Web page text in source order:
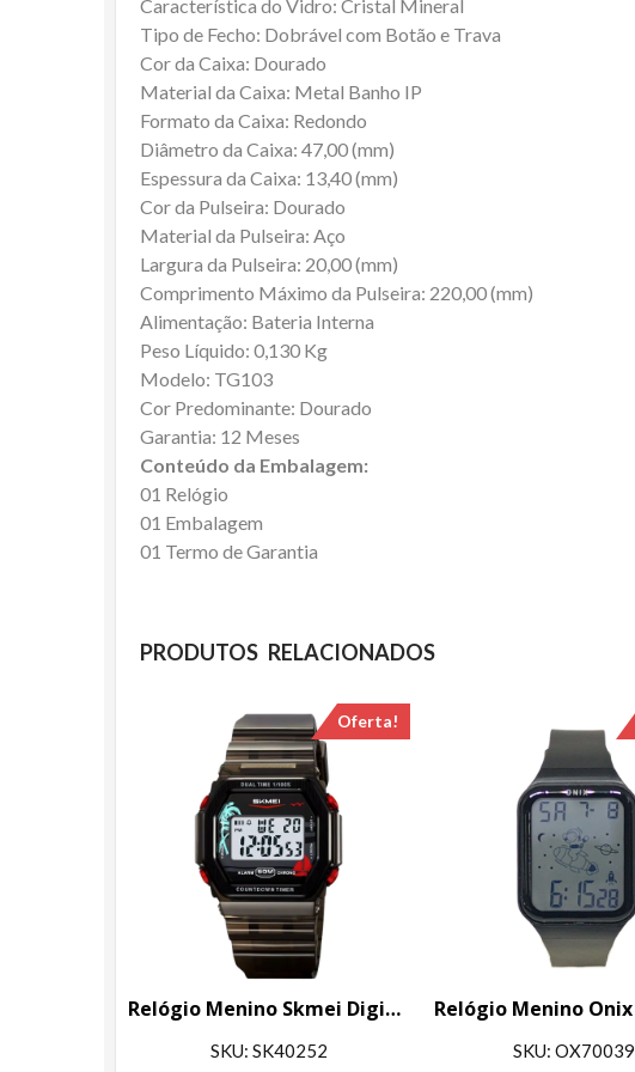
Característica do Vidro: Cristal Mineral
Tipo de Fecho: Dobrável com Botão e Trava
Cor da Caixa: Dourado
Material da Caixa: Metal Banho IP
Formato da Caixa: Redondo
Diâmetro da Caixa: 47,00 (mm)
Espessura da Caixa: 13,40 (mm)
Cor da Pulseira: Dourado
Material da Pulseira: Aço
Largura da Pulseira: 20,00 (mm)
Comprimento Máximo da Pulseira: 220,00 (mm)
Alimentação: Bateria Interna
Peso Líquido: 0,130 Kg
Modelo: TG103
Cor Predominante: Dourado
Garantia: 12 Meses
Conteúdo da Embalagem:
01 Relógio
01 Embalagem
01 Termo de Garantia
PRODUTOS RELACIONADOS
Oferta!
Relógio Menino Skmei Digital 2390 Preto
SKU: SK40252 SKU: OX70039